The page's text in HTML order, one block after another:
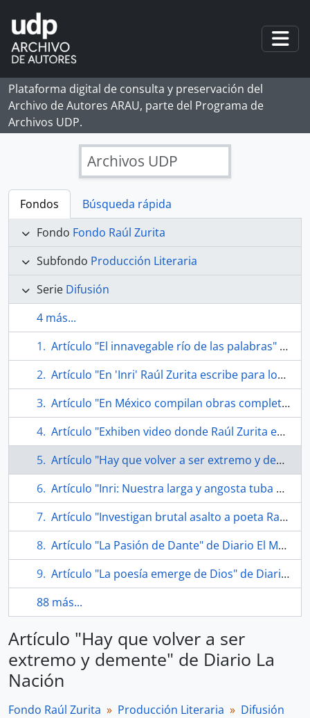
Skip to main content
Plataforma digital de consulta y preservación del
Archivo de Autores ARAU, parte del Programa de
Archivos UDP.
Archivos UDP
Fondos
Búsqueda rápida
Fondo Fondo Raúl Zurita
Subfondo Producción Literaria
Serie Difusión
4 más...
Artículo "El innavegable río de las palabras" de Diario La Tercera
Artículo "En 'Inri' Raúl Zurita escribe para los ciegos" de Diario El Mercurio
Artículo "En México compilan obras completas de Raúl Zurita" de Diario El Mercurio
Artículo "Exhiben video donde Raúl Zurita escribe versos en el cielo" de Diario La Tercera
Artículo "Hay que volver a ser extremo y demente" de Diario La Nación
Artículo "Inri: Nuestra larga y angosta tuba desierta" de Diario La Nación
Artículo "Investigan brutal asalto a poeta Raúl Zurita en 'noche de brujas'" de Diario La Tercera
Artículo "La Pasión de Dante" de Diario El Mercurio
Artículo "La poesía emerge de Dios" de Diario La Nación
88 más...
Artículo "Hay que volver a ser
extremo y demente" de Diario La
Nación
Fondo Raúl Zurita Producción Literaria
Difusión